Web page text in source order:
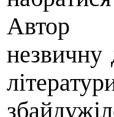
Автор
незвичну